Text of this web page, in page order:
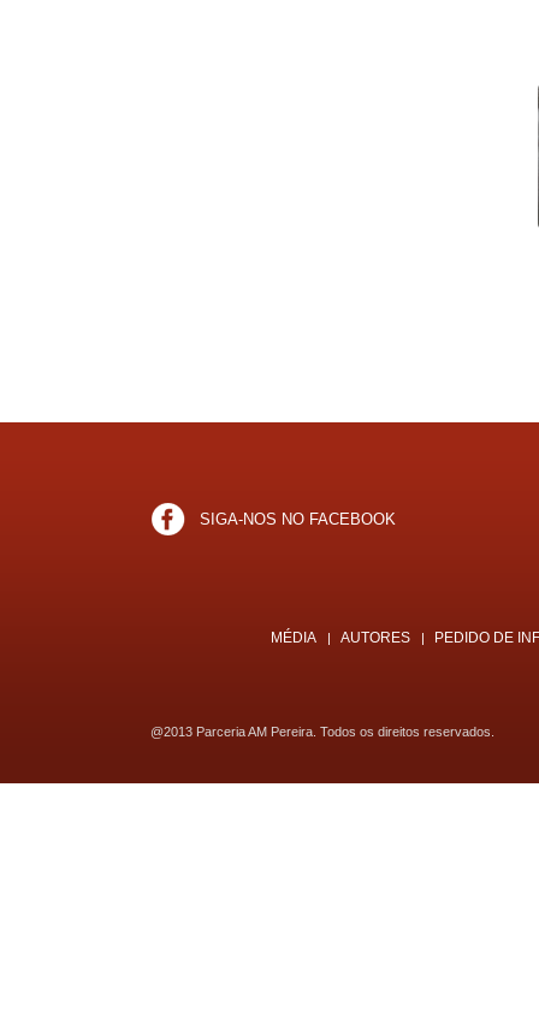
SIGA-NOS NO FACEBOOK
MÉDIA | AUTORES | PEDIDO DE
@2013 Parceria AM Pereira. Todos os direitos reservados.